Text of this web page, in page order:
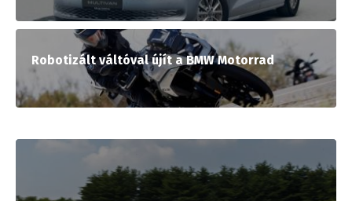
Robotizált váltóval újít a BMW Motorrad